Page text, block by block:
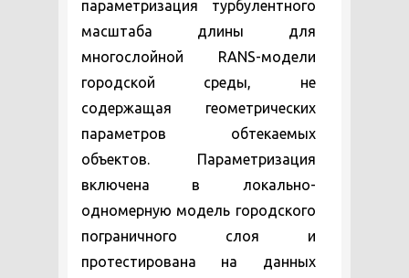
параметризация турбулентного
масштаба длины для
многослойной RANS-модели
городской среды, не
содержащая геометрических
параметров обтекаемых
объектов. Параметризация
включена в локально-
одномерную модель городского
пограничного слоя и
протестирована на данных